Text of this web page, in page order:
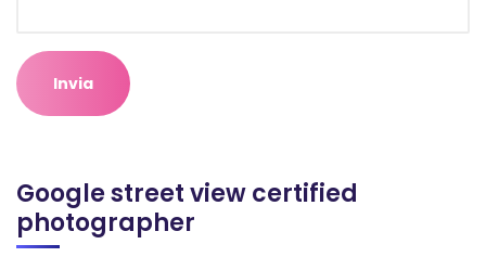
Google street view certified
photographer